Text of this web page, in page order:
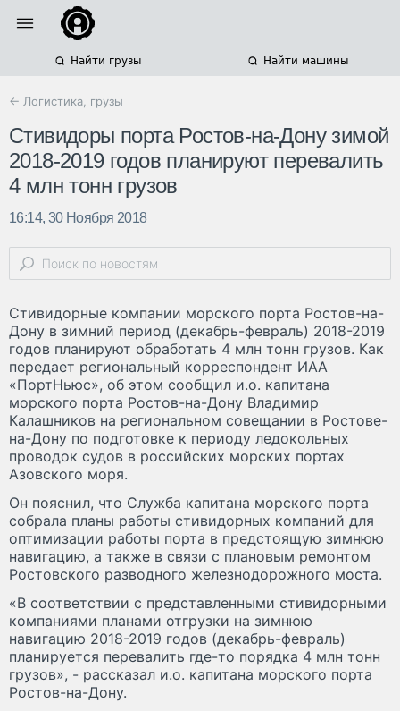
Найти грузы Найти машины
← Логистика, грузы
Стивидоры порта Ростов-на-Дону зимой
2018-2019 годов планируют перевалить
4 млн тонн грузов
16:14, 30 Ноября 2018
Стивидорные компании морского порта Ростов-на-
Дону в зимний период (декабрь-февраль) 2018-2019
годов планируют обработать 4 млн тонн грузов. Как
передает региональный корреспондент ИАА
«ПортНьюс», об этом сообщил и.о. капитана
морского порта Ростов-на-Дону Владимир
Калашников на региональном совещании в Ростове-
на-Дону по подготовке к периоду ледокольных
проводок судов в российских морских портах
Азовского моря.
Он пояснил, что Служба капитана морского порта
собрала планы работы стивидорных компаний для
оптимизации работы порта в предстоящую зимнюю
навигацию, а также в связи с плановым ремонтом
Ростовского разводного железнодорожного моста.
«В соответствии с представленными стивидорными
компаниями планами отгрузки на зимнюю
навигацию 2018-2019 годов (декабрь-февраль)
планируется перевалить где-то порядка 4 млн тонн
грузов», - рассказал и.о. капитана морского порта
Ростов-на-Дону.